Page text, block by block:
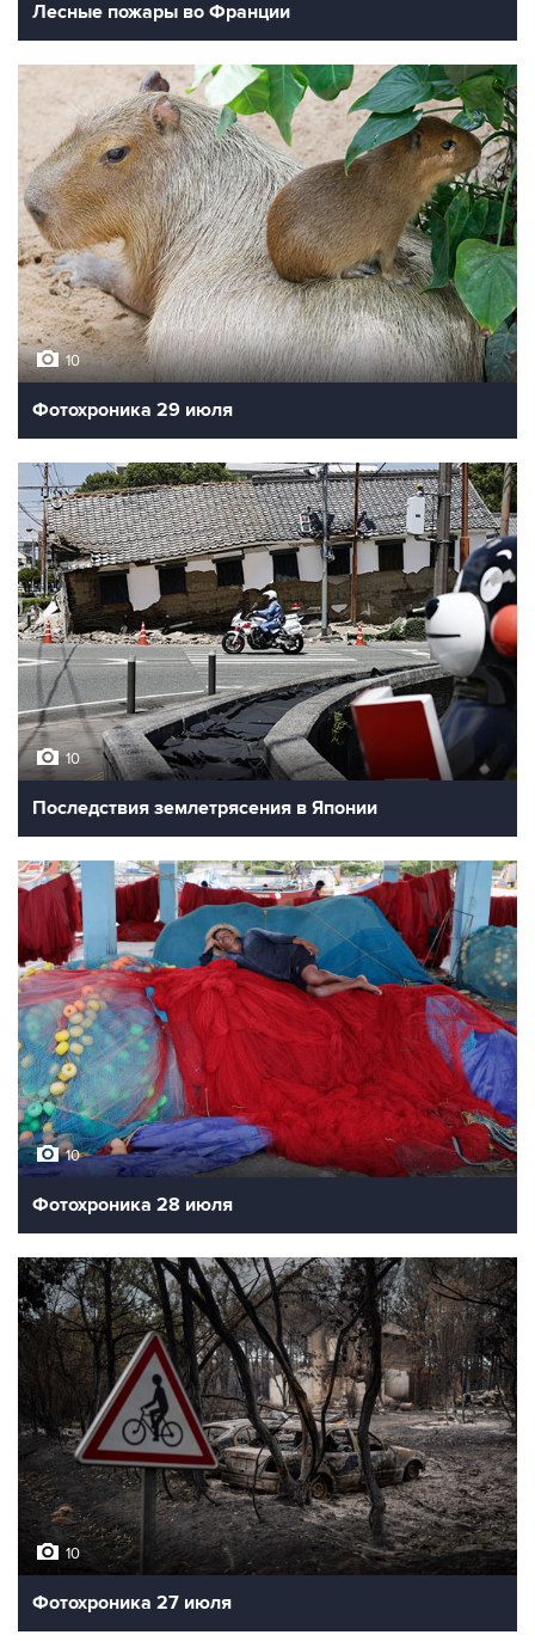
Лесные пожары во Франции
10
Фотохроника 29 июля
10
Последствия землетрясения в Японии
10
Фотохроника 28 июля
10
Фотохроника 27 июля